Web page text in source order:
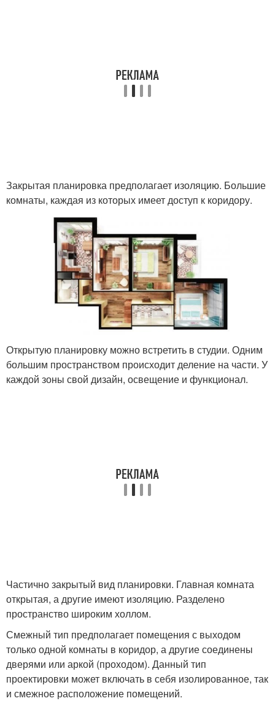
Закрытая планировка предполагает изоляцию. Большие
комнаты, каждая из которых имеет доступ к коридору.
Открытую планировку можно встретить в студии. Одним
большим пространством происходит деление на части. У
каждой зоны свой дизайн, освещение и функционал.
Частично закрытый вид планировки. Главная комната
открытая, а другие имеют изоляцию. Разделено
пространство широким холлом.
Смежный тип предполагает помещения с выходом
только одной комнаты в коридор, а другие соединены
дверями или аркой (проходом). Данный тип
проектировки может включать в себя изолированное, так
и смежное расположение помещений.